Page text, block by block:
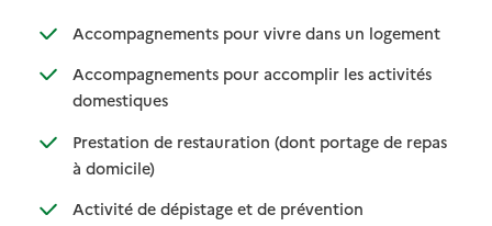
Accompagnements pour vivre dans un logement
:
: non
Accompagnements pour accomplir les activités
domestiques: disponible
: non disponible
Prestation de restauration (dont portage de repas
à domicile): disponible
: non disponible
Activité de dépistage et de prévention: disponible
: non disponible